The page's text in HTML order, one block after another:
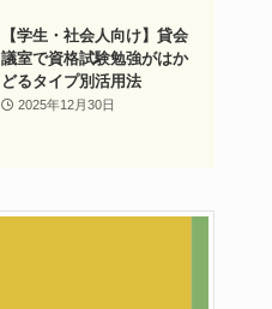
【学生・社会人向け】貸会
議室で資格試験勉強がはか
どるタイプ別活用法
2025年12月30日